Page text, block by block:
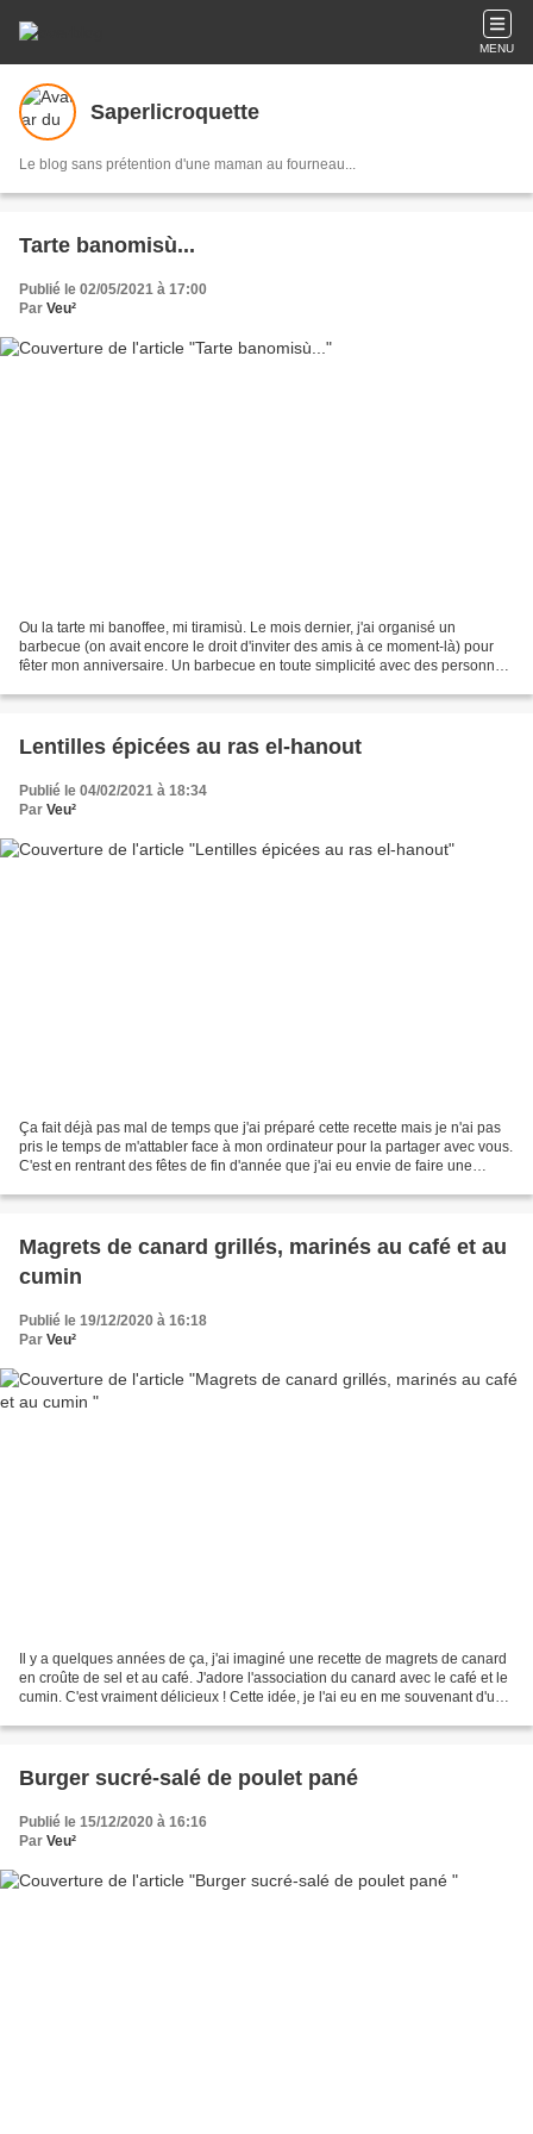
MENU
Saperlicroquette
Le blog sans prétention d'une maman au fourneau...
Tarte banomisù...
Publié le 02/05/2021 à 17:00
Par Veu²
Ou la tarte mi banoffee, mi tiramisù. Le mois dernier, j'ai organisé un
barbecue (on avait encore le droit d'inviter des amis à ce moment-là) pour
fêter mon anniversaire. Un barbecue en toute simplicité avec des personnes
Lentilles épicées au ras el-hanout
Publié le 04/02/2021 à 18:34
Par Veu²
Ça fait déjà pas mal de temps que j'ai préparé cette recette mais je n'ai pas
pris le temps de m'attabler face à mon ordinateur pour la partager avec vous.
C'est en rentrant des fêtes de fin d'année que j'ai eu envie de faire une
Magrets de canard grillés, marinés au café et au
cumin
Publié le 19/12/2020 à 16:18
Par Veu²
Il y a quelques années de ça, j'ai imaginé une recette de magrets de canard
en croûte de sel et au café. J'adore l'association du canard avec le café et le
cumin. C'est vraiment délicieux ! Cette idée, je l'ai eu en me souvenant d'un
Burger sucré-salé de poulet pané
Publié le 15/12/2020 à 16:16
Par Veu²